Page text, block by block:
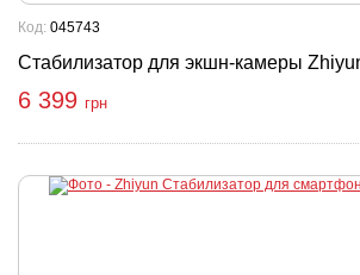
Стабилизатор для экшн-камеры
Код: 045743
6 399 грн